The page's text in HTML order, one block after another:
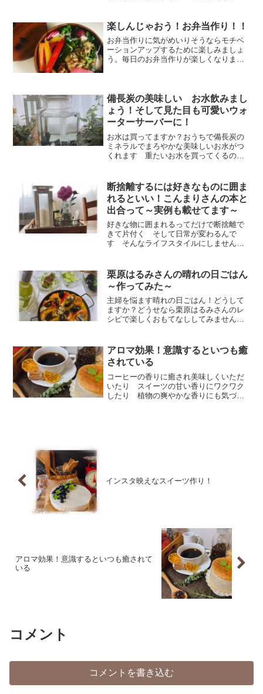
梅の作り方のコツ覚えて手作りしましょ
う
楽しんじゃおう！お弁当作り！！
お弁当作りに気がめいりそうならモチベ
ーションアップするために楽しみましょ
う。毎日のお弁当作りが楽しくなります
備長炭の美味しい お水飲みまし
ょう！そして見た目も可愛いウォ
ーターサーバーに！
お水は買ってますか？おうちで備長炭の
ミネラルでまろやかな美味しいお水がつ
くれます 重たいお水を買ってくるのは
の中に水槽があるような可愛いさでお水
を置くことができますよ
断捨離するには好きなものに囲ま
れるといい！こんまりさんの本と
出合って～実例も載せてます～
好きな物に囲まれるってだけで断捨離で
きて片付く そして日常が変わるんで
す そんなライフスタイルにしません
素敵ですよね
栗原はるみさんの晴れの日ごはん
～作ってみた～
主婦を悩ます晴れの日ごはん！どうして
ますか？どうせなら栗原はるみさんのレ
シピで楽しくおもてなししてみません
ないようにつくれると思いますよ ぜひ
トライしてみてください。
アロマ効果！意識するといつも癒
されている
コーヒーの香りに癒され美味しくいただ
いたり スイーツの甘い香りにワクワク
したり 植物の爽やかな香りにも気づか
インスタ映えなスイーツ作り！
アロマ効果！意識するといつも癒されて
いる
コメント
コメントを書き込む